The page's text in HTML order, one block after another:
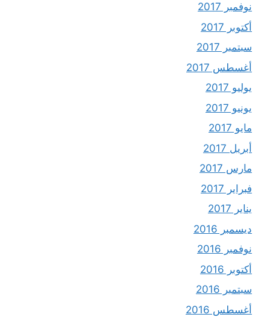
نوفمبر 2017
أكتوبر 2017
سبتمبر 2017
أغسطس 2017
يوليو 2017
يونيو 2017
مايو 2017
أبريل 2017
مارس 2017
فبراير 2017
يناير 2017
ديسمبر 2016
نوفمبر 2016
أكتوبر 2016
سبتمبر 2016
أغسطس 2016